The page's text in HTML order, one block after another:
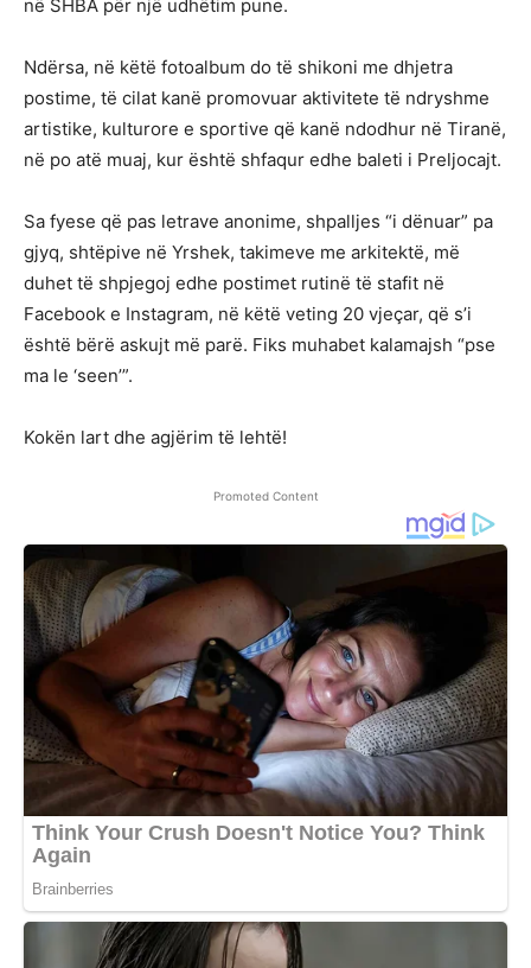
në SHBA për një udhëtim pune.
Ndërsa, në këtë fotoalbum do të shikoni me dhjetra
postime, të cilat kanë promovuar aktivitete të ndryshme
artistike, kulturore e sportive që kanë ndodhur në Tiranë,
në po atë muaj, kur është shfaqur edhe baleti i Preljocajt.
Sa fyese që pas letrave anonime, shpalljes “i dënuar” pa
gjyq, shtëpive në Yrshek, takimeve me arkitektë, më
duhet të shpjegoj edhe postimet rutinë të stafit në
Facebook e Instagram, në këtë veting 20 vjeçar, që s’i
është bërë askujt më parë. Fiks muhabet kalamajsh “pse
ma le ‘seen’”.
Kokën lart dhe agjërim të lehtë!
Promoted Content